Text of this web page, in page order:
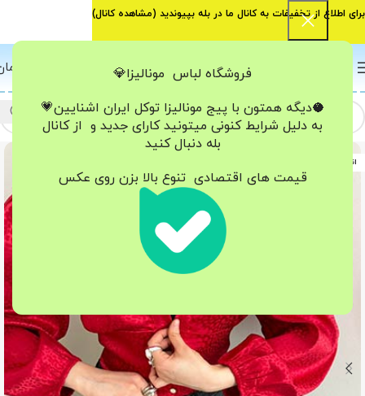
فروشگاه لباس مونالیزا💎
🥥دیگه همتون با پیج مونالیزا تو‌کل ایران اشنایین💗
به دلیل شرایط کنونی میتونید کارای جدید و از کانال
بله دنبال کنید
قیمت های اقتصادی تنوع بالا بزن روی عکس
اتمام موجودی
برای اطلاع از تخفیفات به کانال ما در بله بپیوندید (مشاهده کانال)